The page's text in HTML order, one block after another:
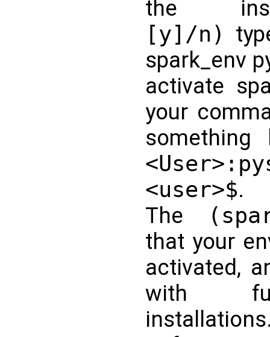
the
[y]/n)
spark_env
activate
your
<user>$.
The
that your
activated,
with